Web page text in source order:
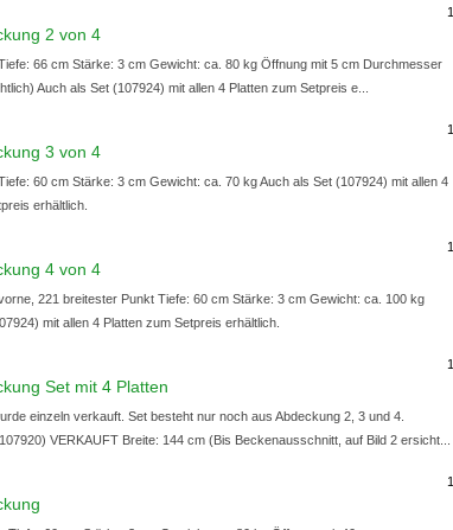
1
2 von 4
66 cm Stärke: 3 cm Gewicht: ca. 80 kg Öffnung mit 5 cm Durchmesser
Auch als Set (107924) mit allen 4 Platten zum Setpreis e...
1
3 von 4
60 cm Stärke: 3 cm Gewicht: ca. 70 kg Auch als Set (107924) mit allen 4
erhältlich.
1
4 von 4
221 breitester Punkt Tiefe: 60 cm Stärke: 3 cm Gewicht: ca. 100 kg
mit allen 4 Platten zum Setpreis erhältlich.
1
Set mit 4 Platten
einzeln verkauft. Set besteht nur noch aus Abdeckung 2, 3 und 4.
VERKAUFT Breite: 144 cm (Bis Beckenausschnitt, auf Bild 2 ersicht...
1